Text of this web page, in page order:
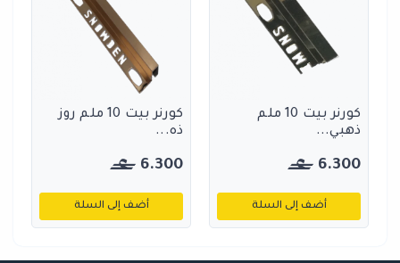
كورنر بيت 10 ملم
ذهبي...
6.300
أضف إلى السلة
كورنر بيت 10 ملم روز
ذه...
6.300
أضف إلى السلة